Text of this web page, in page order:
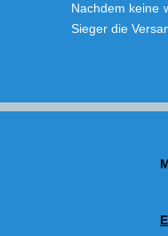
Nachdem keine
Sieger die